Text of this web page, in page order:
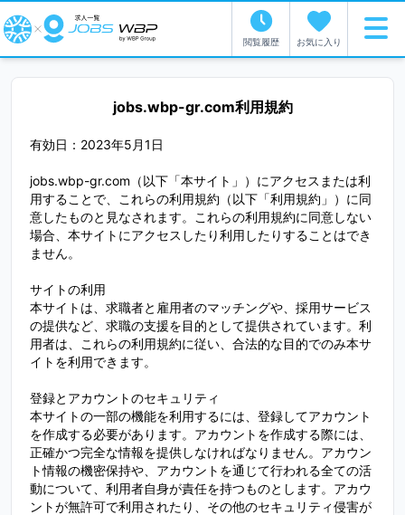
お気に入り
閲覧履歴
jobs.wbp-gr.com利用規約
有効日：2023年5月1日
jobs.wbp-gr.com（以下「本サイト」）にアクセスまたは利
用することで、これらの利用規約（以下「利用規約」）に同
意したものと見なされます。これらの利用規約に同意しない
場合、本サイトにアクセスしたり利用したりすることはでき
ません。
サイトの利用
本サイトは、求職者と雇用者のマッチングや、採用サービス
の提供など、求職の支援を目的として提供されています。利
用者は、これらの利用規約に従い、合法的な目的でのみ本サ
イトを利用できます。
登録とアカウントのセキュリティ
本サイトの一部の機能を利用するには、登録してアカウント
を作成する必要があります。アカウントを作成する際には、
正確かつ完全な情報を提供しなければなりません。アカウン
ト情報の機密保持や、アカウントを通じて行われる全ての活
動について、利用者自身が責任を持つものとします。アカウ
ントが無許可で利用されたり、その他のセキュリティ侵害が